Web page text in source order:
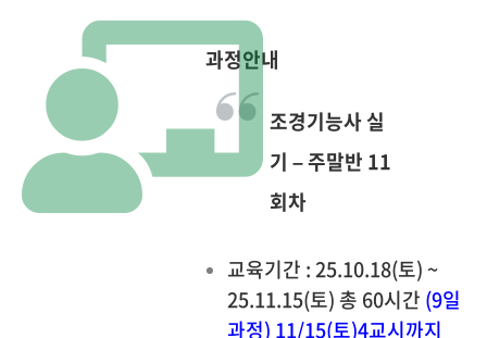
과정안내
조경기능사 실
기 – 주말반 11
회차
교육기간 : 25.10.18(토) ~
25.11.15(토) 총 60시간 (9일
과정) 11/15(토)4교시까지